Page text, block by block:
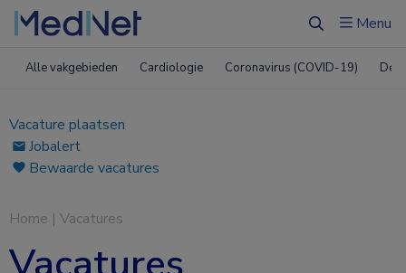
ZoekenMenu
Alle vakgebieden Cardiologie Coronavirus (COVID-19)
Vacature plaatsen
Jobalert
Bewaarde vacatures
Home | Vacatures